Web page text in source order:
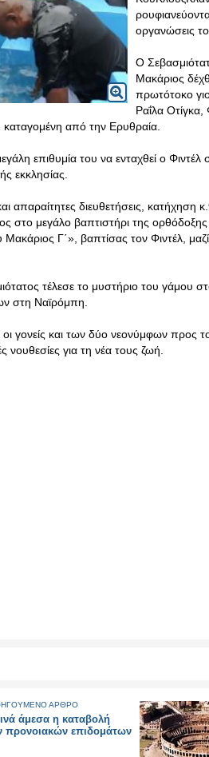
οργανώσεις
Ο
Μακάριος
πρωτότοκο
Ραΐλα
από την Ερυθραία.
επιθυμία του να ενταχθεί ο Φιντέλ
εκκλησίας.
απαραίτητες διευθετήσεις, κατήχηση
στο μεγάλο βαπτιστήρι της
Γ΄», βαπτίσας τον Φιντέλ,
τέλεσε το μυστήριο του γάμου
στη Ναϊρόμπη.
γονείς και των δύο νεονύμφων προς
νουθεσίες για τη νέα τους ζωή.
ΑΡΘΡΟ
άμεσα η καταβολή
προνοιακών επιδομάτων